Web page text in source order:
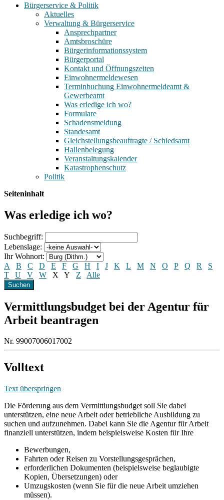
Bürgerservice & Politik
Aktuelles
Verwaltung & Bürgerservice
Ansprechpartner
Amtsbroschüre
Bürgerinformationssystem
Bürgerportal
Kontakt und Öffnungszeiten
Einwohnermeldewesen
Terminbuchung Einwohnermeldeamt &
Gewerbeamt
Was erledige ich wo?
Formulare
Schadensmeldung
Standesamt
Gleichstellungsbeauftragte / Schiedsamt
Hallenbelegung
Veranstaltungskalender
Katastrophenschutz
Politik
Seiteninhalt
Was erledige ich wo?
Suchbegriff:
Lebenslage:
Ihr Wohnort:
A
B C D E F G H I J K L M N O P Q R
S
T
U V W X Y Z Alle
Vermittlungsbudget bei der Agentur für
Arbeit beantragen
Nr. 99007006017002
Volltext
Text überspringen
Die Förderung aus dem Vermittlungsbudget soll Sie dabei
unterstützen, eine neue Arbeit oder betriebliche Ausbildung zu
suchen und aufzunehmen. Dabei kann Sie die Agentur für Arbeit
finanziell unterstützen, indem beispielsweise Kosten für Ihre
Bewerbungen,
Fahrten oder Reisen zu Vorstellungsgesprächen,
erforderlichen Dokumenten (beispielsweise beglaubigte
Kopien, Übersetzungen) oder
Umzugskosten (wenn Sie für die neue Arbeit umziehen
müssen).